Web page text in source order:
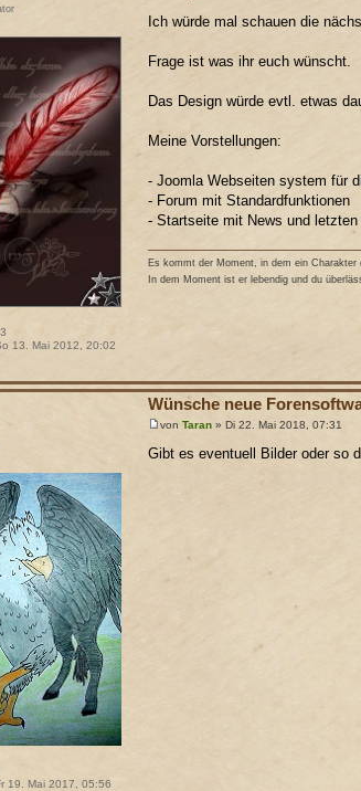
Ich würde mal schauen die
Frage ist was ihr euch wünscht.
Das Design würde evtl. etwas
Meine Vorstellungen:
- Joomla Webseiten system für
- Forum mit Standardfunktionen
- Startseite mit News und
Es kommt der Moment, in dem ein
In dem Moment ist er lebendig und du
13. Mai 2012, 20:02
Wünsche neue
von Taran» Di 22. Mai 2018, 07:31
Gibt es eventuell Bilder oder so
19. Mai 2017, 05:56